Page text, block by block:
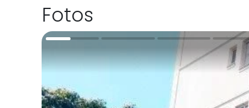
Fotos